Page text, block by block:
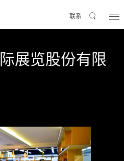
联系
展览股份有限